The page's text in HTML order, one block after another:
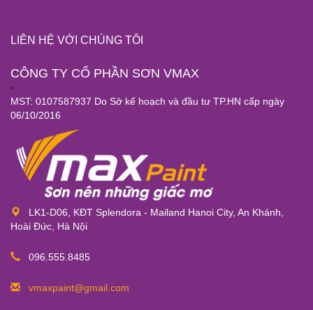
LIÊN HỆ VỚI CHÚNG TÔI
CÔNG TY CỔ PHẦN SƠN VMAX
MST: 0107587937 Do Sở kế hoạch và đầu tư TP.HN cấp ngày
06/10/2016
LK1-D06, KĐT Splendora - Mailand Hanoi City, An Khánh,
Hoài Đức, Hà Nội
096.555.8485
vmaxpaint@gmail.com